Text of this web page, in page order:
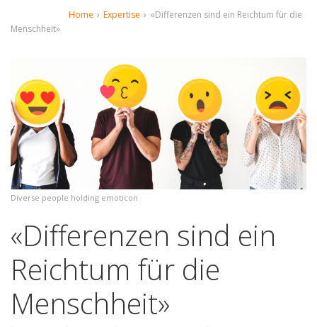
Home › Expertise › «Differenzen sind ein Reichtum für die
Menschheit»
Diverse people holding emoticon
«Differenzen sind ein
Reichtum für die
Menschheit»